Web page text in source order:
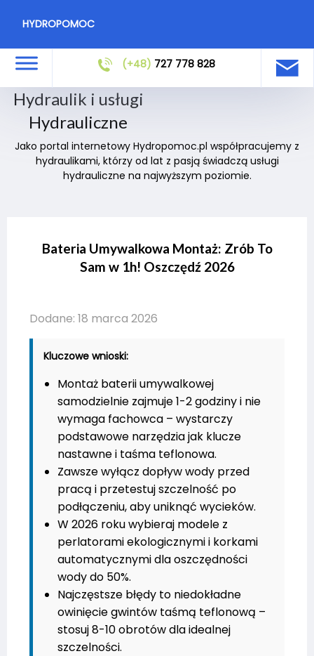
HYDROPOMOC
(+48) 727 778 828
Hydraulik i usługi
Hydrauliczne
Jako portal internetowy Hydropomoc.pl współpracujemy z
hydraulikami, którzy od lat z pasją świadczą usługi
hydrauliczne na najwyższym poziomie.
Bateria Umywalkowa Montaż: Zrób To
Sam w 1h! Oszczędź 2026
Dodane: 18 marca 2026
Kluczowe wnioski:
Montaż baterii umywalkowej
samodzielnie zajmuje 1-2 godziny i nie
wymaga fachowca – wystarczy
podstawowe narzędzia jak klucze
nastawne i taśma teflonowa.
Zawsze wyłącz dopływ wody przed
pracą i przetestuj szczelność po
podłączeniu, aby uniknąć wycieków.
W 2026 roku wybieraj modele z
perlatorami ekologicznymi i korkami
automatycznymi dla oszczędności
wody do 50%.
Najczęstsze błędy to niedokładne
owinięcie gwintów taśmą teflonową –
stosuj 8-10 obrotów dla idealnej
szczelności.